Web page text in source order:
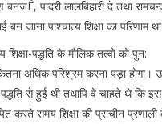
पादरी लालबिहारी दे तथा
बन जाना पाश्चात्य शिक्षा का परिणाम
शिक्षा-पद्धति के मौलिक तत्वों को पुन:
अधिक परिश्रम करना पड़ा होगा।
पद्धति से हुई थी तथापि वे चाहते थे कि
करते समय शिक्षा की प्राचीन